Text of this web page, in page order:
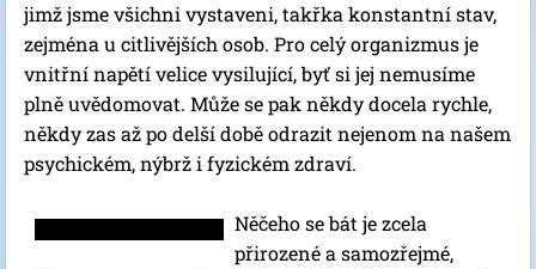
jimž jsme všichni vystaveni, takřka konstantní stav,
zejména u citlivějších osob. Pro celý organizmus je
vnitřní napětí velice vysilující, byť si jej nemusíme
plně uvědomovat. Může se pak někdy docela rychle,
někdy zas až po delší době odrazit nejenom na našem
psychickém, nýbrž i fyzickém zdraví.
Něčeho se bát je zcela
přirozené a samozřejmé,